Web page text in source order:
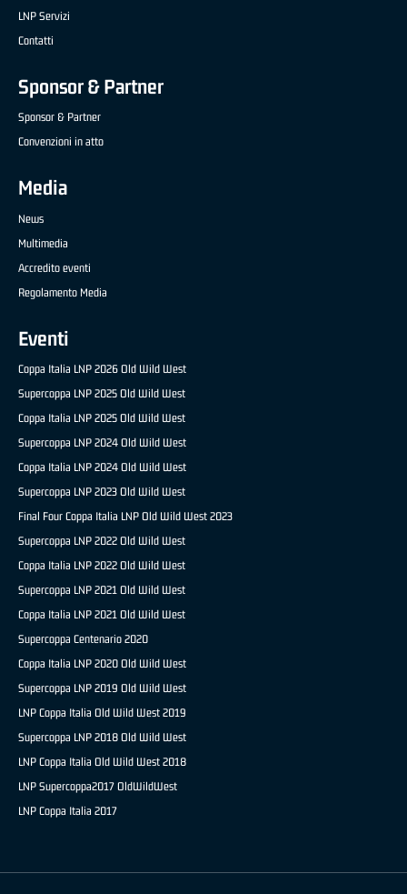
LNP Servizi
Contatti
Sponsor & Partner
Sponsor & Partner
Convenzioni in atto
Media
News
Multimedia
Accredito eventi
Regolamento Media
Eventi
Coppa Italia LNP 2026 Old Wild West
Supercoppa LNP 2025 Old Wild West
Coppa Italia LNP 2025 Old Wild West
Supercoppa LNP 2024 Old Wild West
Coppa Italia LNP 2024 Old Wild West
Supercoppa LNP 2023 Old Wild West
Final Four Coppa Italia LNP Old Wild West 2023
Supercoppa LNP 2022 Old Wild West
Coppa Italia LNP 2022 Old Wild West
Supercoppa LNP 2021 Old Wild West
Coppa Italia LNP 2021 Old Wild West
Supercoppa Centenario 2020
Coppa Italia LNP 2020 Old Wild West
Supercoppa LNP 2019 Old Wild West
LNP Coppa Italia Old Wild West 2019
Supercoppa LNP 2018 Old Wild West
LNP Coppa Italia Old Wild West 2018
LNP Supercoppa2017 OldWildWest
LNP Coppa Italia 2017